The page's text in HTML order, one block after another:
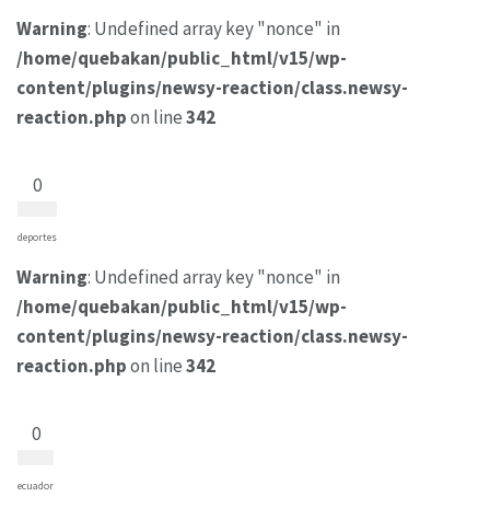
Warning: Undefined array key "nonce" in
/home/quebakan/public_html/v15/wp-
content/plugins/newsy-reaction/class.newsy-
reaction.phpon line342
0
deportes
Warning: Undefined array key "nonce" in
/home/quebakan/public_html/v15/wp-
content/plugins/newsy-reaction/class.newsy-
reaction.phpon line342
0
ecuador